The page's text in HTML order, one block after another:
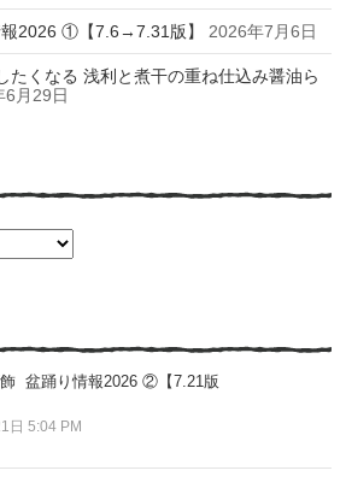
2026 ①【7.6→7.31版】 2026年7月6日
たくなる 浅利と煮干の重ね仕込み醤油ら
6月29日
盆踊り情報2026 ②【7.21版
日 5:04 PM